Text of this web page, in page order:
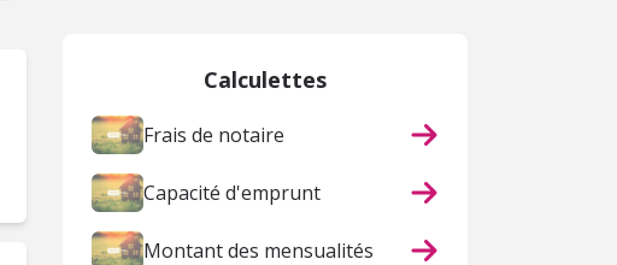
Calculettes
Frais de notaire
Capacité d'emprunt
Montant des mensualités